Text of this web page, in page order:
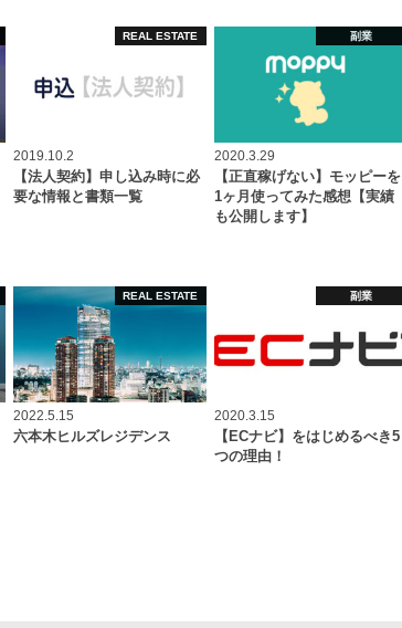
REAL ESTATE
2019.10.2
【法人契約】申し込み時に必
要な情報と書類一覧
副業
2020.3.29
【正直稼げない】モッピーを
1ヶ月使ってみた感想【実績
も公開します】
REAL ESTATE
2022.5.15
六本木ヒルズレジデンス
副業
2020.3.15
【ECナビ】をはじめるべき5
つの理由！